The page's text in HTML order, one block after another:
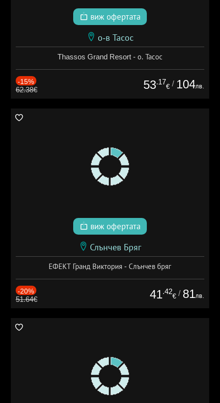
виж офертата
о-в Тасос
Thassos Grand Resort - о. Тасос
-15%
62.38€ 53.17
€ / 104лв.
виж офертата
Слънчев Бряг
ЕФЕКТ Гранд Виктория - Слънчев бряг
-20%
51.64€ 41.42
€ / 81лв.